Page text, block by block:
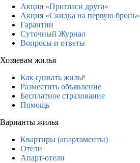
Акция «Пригласи друга»
Акция «Скидка на первую бронь»
Гарантии
Суточный Журнал
Вопросы и ответы
Хозяевам жилья
Как сдавать жильё
Разместить объявление
Бесплатное страхование
Помощь
Варианты жилья
Квартиры (апартаменты)
Отели
Апарт-отели